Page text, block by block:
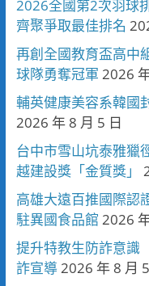
2026全國第2次羽球
齊聚爭取最佳排名
再創全國教育盃高
球隊勇奪冠軍 2026
輔英健康美容系韓
2026 年 8 月 5 日
台中市雪山坑泰雅獵
越建設獎「金質獎」
高雄大遠百推國際
駐異國食品館 2026
提升特教生防詐意
詐宣導2026 年 8 月